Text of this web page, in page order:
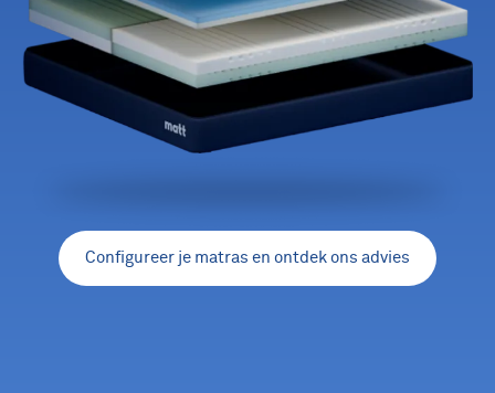
Configureer je matras en ontdek ons advies